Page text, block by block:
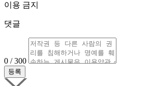
이용 금지
댓글
0 / 300